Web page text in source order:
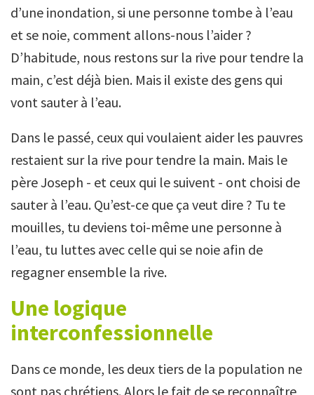
d’une inondation, si une personne tombe à l’eau
et se noie, comment allons-nous l’aider ?
D’habitude, nous restons sur la rive pour tendre la
main, c’est déjà bien. Mais il existe des gens qui
vont sauter à l’eau.
Dans le passé, ceux qui voulaient aider les pauvres
restaient sur la rive pour tendre la main. Mais le
père Joseph - et ceux qui le suivent - ont choisi de
sauter à l’eau. Qu’est-ce que ça veut dire ? Tu te
mouilles, tu deviens toi-même une personne à
l’eau, tu luttes avec celle qui se noie afin de
regagner ensemble la rive.
Une logique
interconfessionnelle
Dans ce monde, les deux tiers de la population ne
sont pas chrétiens. Alors le fait de se reconnaître